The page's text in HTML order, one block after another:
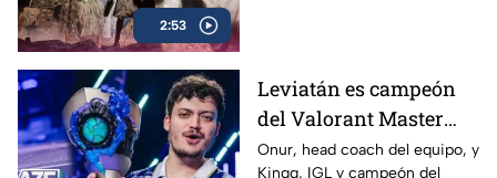
2:53
contamos
Leviatán es campeón
del Valorant Master
Londres 2026 |
Onur, head coach del equipo, y
Kingg, IGL y campeón del